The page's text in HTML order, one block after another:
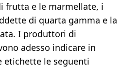
frutta e le marmellate, i
di quarta gamma e la
I produttori di
adesso indicare in
etichette le seguenti